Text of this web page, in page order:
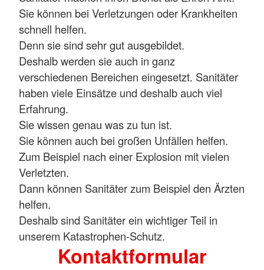
Sie können bei Verletzungen oder Krankheiten
schnell helfen.
Denn sie sind sehr gut ausgebildet.
Deshalb werden sie auch in ganz
verschiedenen Bereichen eingesetzt. Sanitäter
haben viele Einsätze und deshalb auch viel
Erfahrung.
Sie wissen genau was zu tun ist.
Sie können auch bei großen Unfällen helfen.
Zum Beispiel nach einer Explosion mit vielen
Verletzten.
Dann können Sanitäter zum Beispiel den Ärzten
helfen.
Deshalb sind Sanitäter ein wichtiger Teil in
unserem Katastrophen-Schutz.
Kontaktformular